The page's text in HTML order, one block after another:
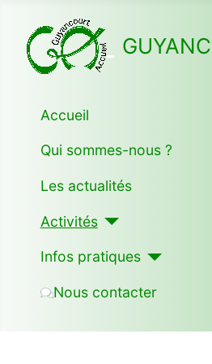
Accueil
Qui sommes-nous ?
Les actualités
Activités
Infos pratiques
Nous contacter